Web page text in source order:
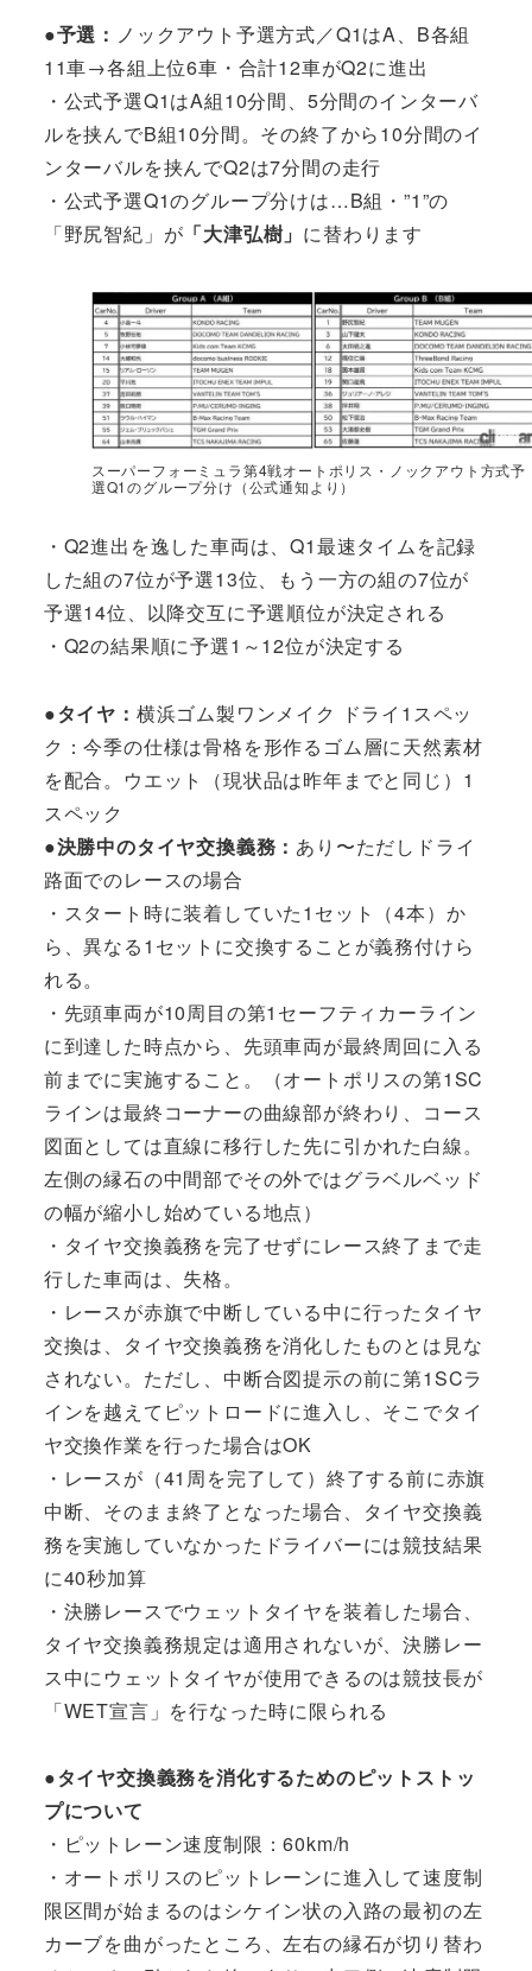
●予選： ノックアウト予選方式／Q1はA、B各組
11車→各組上位6車・合計12車がQ2に進出
・公式予選Q1はA組10分間、5分間のインターバ
ルを挟んでB組10分間。その終了から10分間のイ
ンターバルを挟んでQ2は7分間の走行
・公式予選Q1のグループ分けは…B組・”1”の
「野尻智紀」が 「大津弘樹」 に替わります
スーパーフォーミュラ第4戦オートポリス・ノックアウト方式予
選Q1のグループ分け（公式通知より）
・Q2進出を逸した車両は、Q1最速タイムを記録
した組の7位が予選13位、もう一方の組の7位が
予選14位、以降交互に予選順位が決定される
・Q2の結果順に予選1～12位が決定する
●タイヤ： 横浜ゴム製ワンメイク ドライ1スペッ
ク：今季の仕様は骨格を形作るゴム層に天然素材
を配合。ウエット（現状品は昨年までと同じ）1
スペック
●決勝中のタイヤ交換義務： あり〜ただしドライ
路面でのレースの場合
・スタート時に装着していた1セット（4本）か
ら、異なる1セットに交換することが義務付けら
れる。
・先頭車両が10周目の第1セーフティカーライン
に到達した時点から、先頭車両が最終周回に入る
前までに実施すること。（オートポリスの第1SC
ラインは最終コーナーの曲線部が終わり、コース
図面としては直線に移行した先に引かれた白線。
左側の縁石の中間部でその外ではグラベルベッド
の幅が縮小し始めている地点）
・タイヤ交換義務を完了せずにレース終了まで走
行した車両は、失格。
・レースが赤旗で中断している中に行ったタイヤ
交換は、タイヤ交換義務を消化したものとは見な
されない。ただし、中断合図提示の前に第1SCラ
インを越えてピットロードに進入し、そこでタイ
ヤ交換作業を行った場合はOK
・レースが（41周を完了して）終了する前に赤旗
中断、そのまま終了となった場合、タイヤ交換義
務を実施していなかったドライバーには競技結果
に40秒加算
・決勝レースでウェットタイヤを装着した場合、
タイヤ交換義務規定は適用されないが、決勝レー
ス中にウェットタイヤが使用できるのは競技長が
「WET宣言」を行なった時に限られる
●タイヤ交換義務を消化するためのピットストッ
プについて
・ピットレーン速度制限：60km/h
・オートポリスのピットレーンに進入して速度制
限区間が始まるのはシケイン状の入路の最初の左
カーブを曲がったところ、左右の縁石が切り替わ